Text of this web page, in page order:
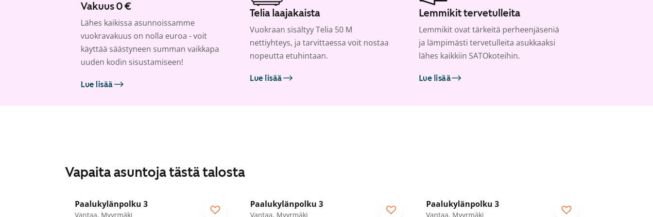
Vakuus 0 €
Lähes kaikissa asunnoissamme
vuokravakuus on nolla euroa - voit
käyttää säästyneen summan vaikkapa
uuden kodin sisustamiseen!
Lue lisää
Telia laajakaista
Vuokraan sisältyy Telia 50 M
nettiyhteys, ja tarvittaessa voit nostaa
nopeutta etuhintaan.
Lue lisää
Lemmikit tervetulleita
Lemmikit ovat tärkeitä perheenjäseniä
ja lämpimästi tervetulleita asukkaaksi
lähes kaikkiin SATOkoteihin.
Lue lisää
Vapaita asuntoja tästä talosta
Paalukylänpolku 3
Vantaa, Myyrmäki
Paalukylänpolku 3
Vantaa, Myyrmäki
Paalukylänpolku 3
Vantaa, Myyrmäki